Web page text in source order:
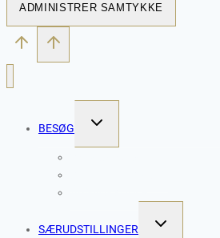
ADMINISTRER SAMTYKKE
BESØG
SKIFT
SÆRUDSTILLINGER
SKIFT